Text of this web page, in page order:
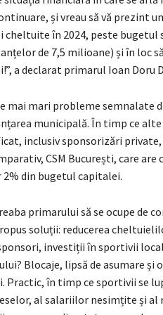
și vreau să vă prezint
cheltuite în 2024, peste bugetul
de 7,5 milioane) și în loc
a declarat primarul Ioan Doru
mai mari probleme semnalate
municipală. În timp ce
inclusiv sponsorizări
CSM București, care
din bugetul capitalei.
primarului să se ocupe de
soluții: reducerea
investiții în sportivii
Blocaje, lipsă de asumare și
Practic, în timp ce sportivii se
al salariilor nesimțite și al